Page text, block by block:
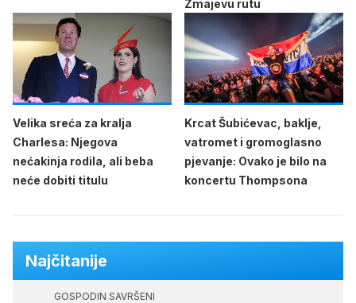
Zmajevu rutu
Velika sreća za kralja
Charlesa: Njegova
nećakinja rodila, ali beba
neće dobiti titulu
Krcat Šubićevac, baklje,
vatromet i gromoglasno
pjevanje: Ovako je bilo na
koncertu Thompsona
Najčitanije
GOSPODIN SAVRŠENI